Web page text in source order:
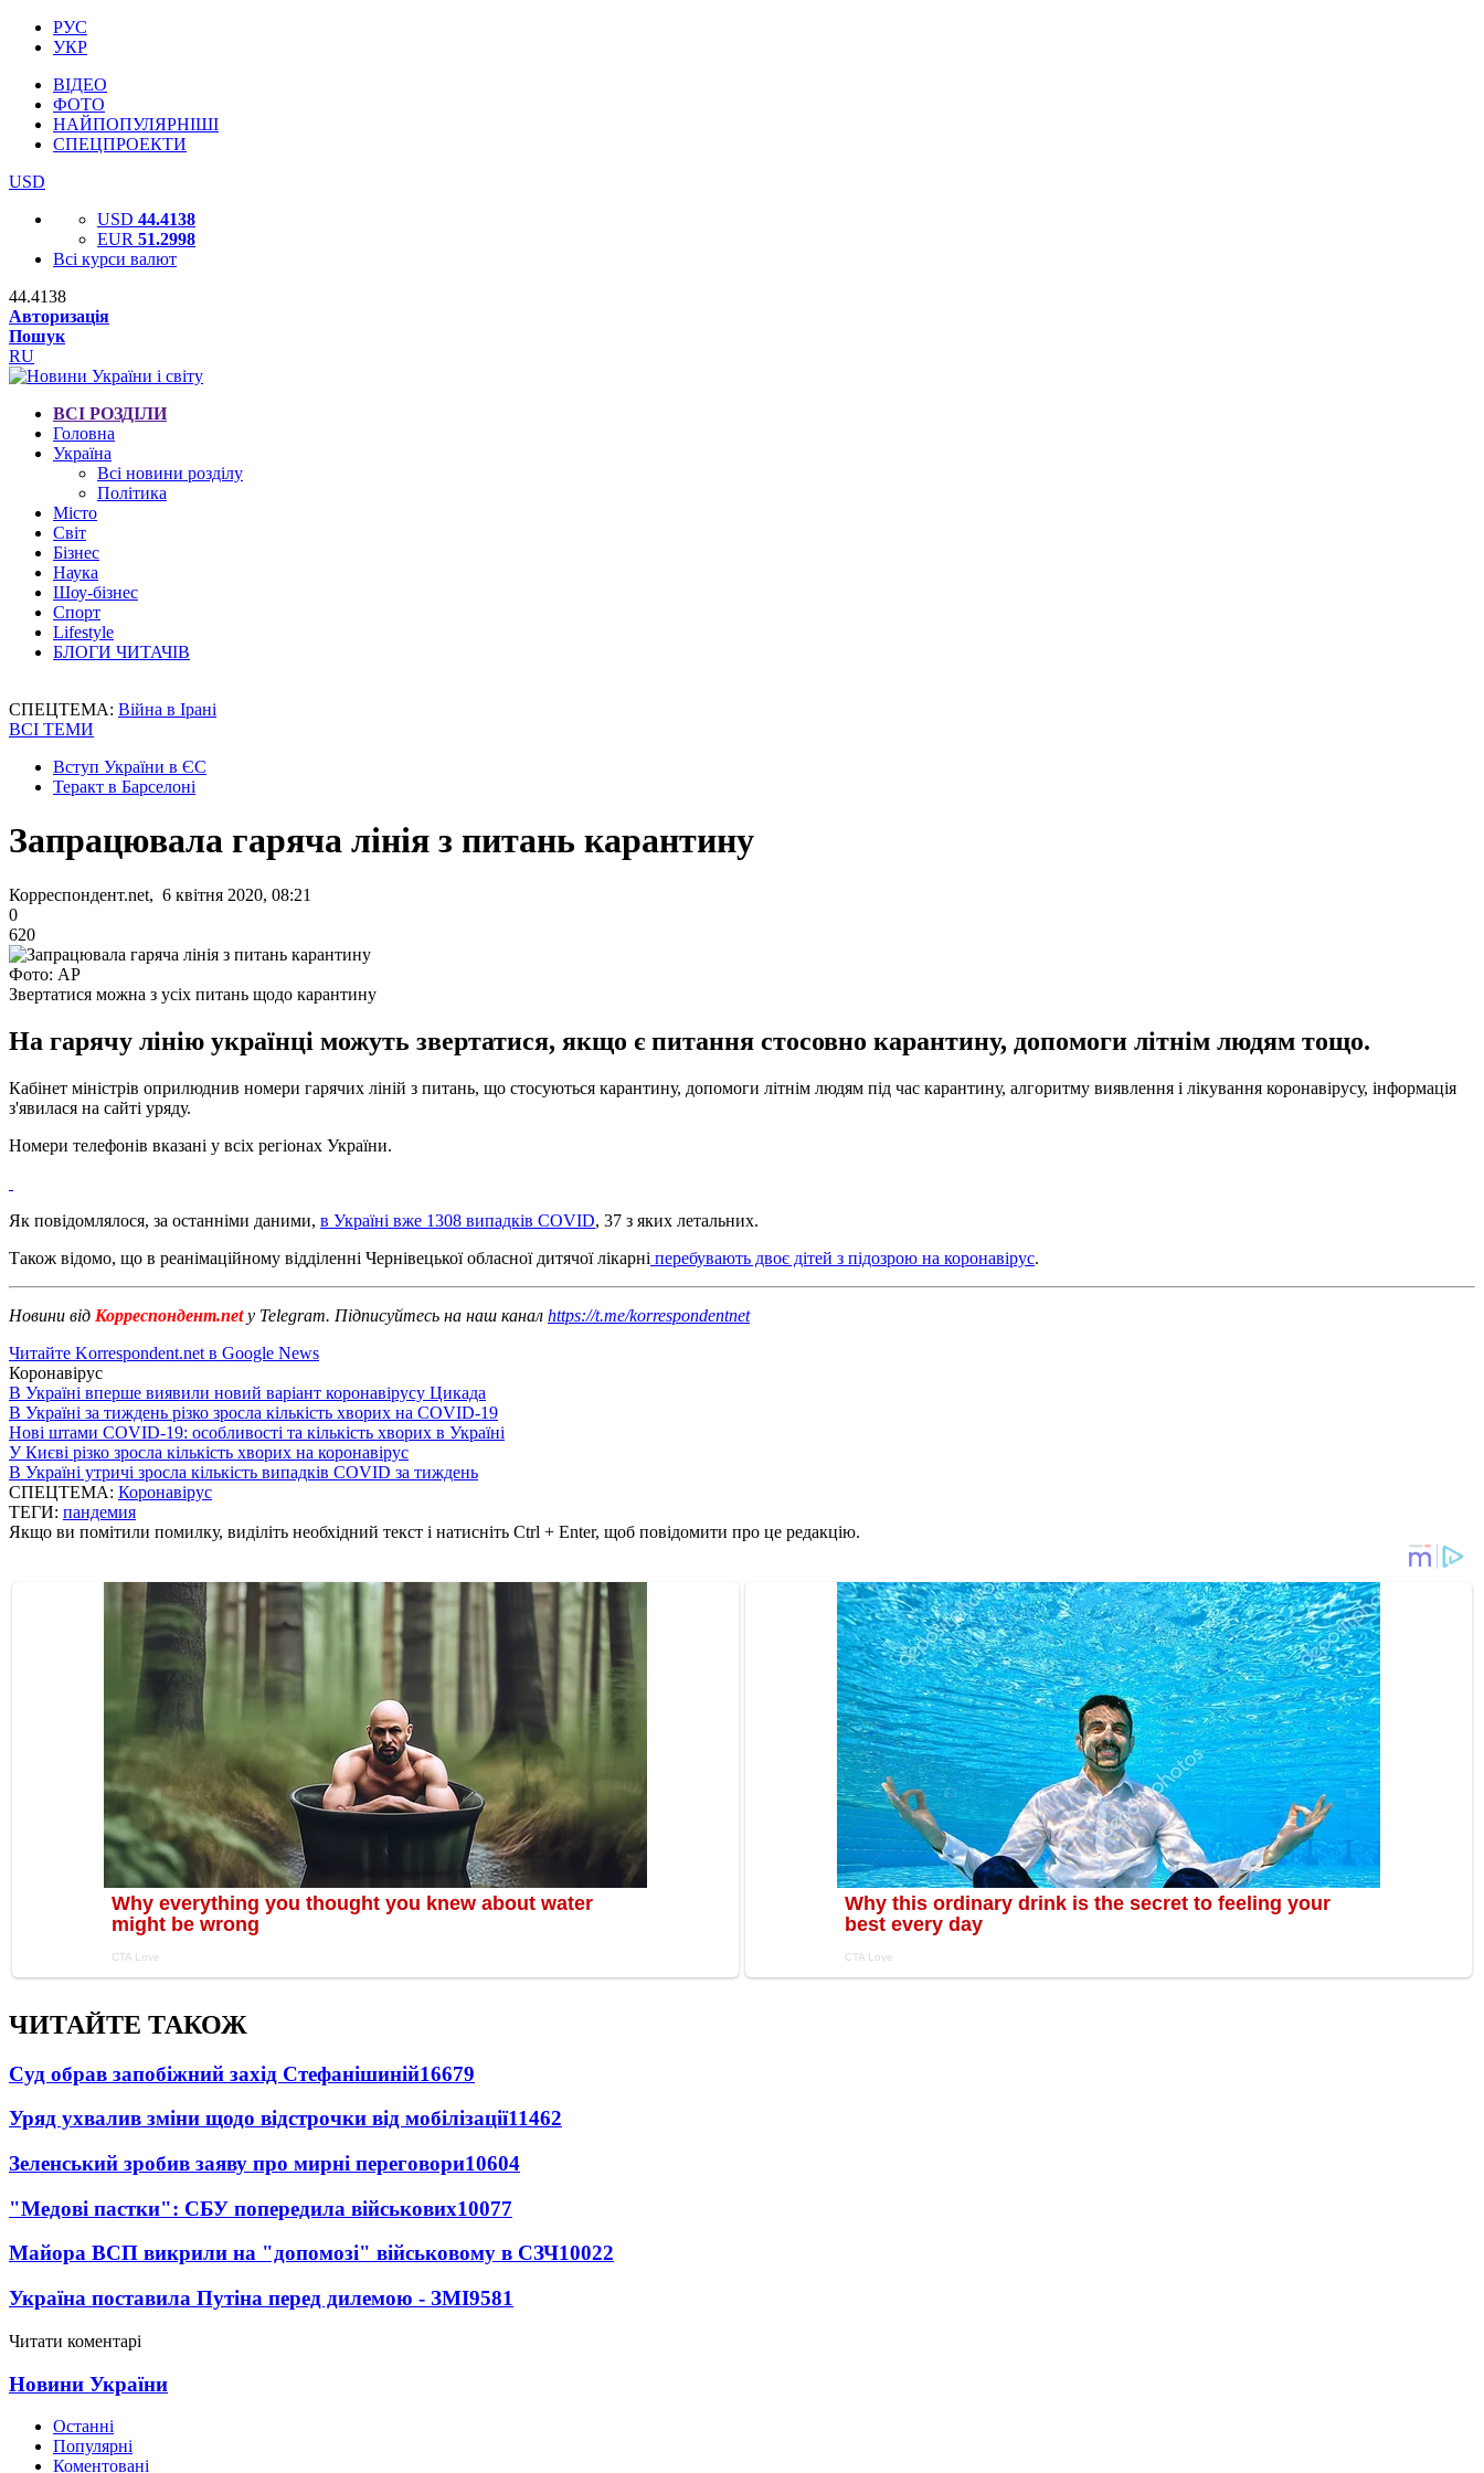
РУС
УКР
ВІДЕО
ФОТО
НАЙПОПУЛЯРНІШІ
СПЕЦПРОЕКТИ
USD
USD 44.4138
EUR 51.2998
Всі курси валют
44.4138
Авторизація
Пошук
RU
ВСІ РОЗДІЛИ
Головна
Україна
Всі новини розділу
Політика
Місто
Світ
Бізнес
Наука
Шоу-бізнес
Спорт
Lifestyle
БЛОГИ ЧИТАЧІВ
СПЕЦТЕМА: Війна в Ірані
ВСІ ТЕМИ
Вступ України в ЄС
Теракт в Барселоні
Запрацювала гаряча лінія з питань карантину
Корреспондент.net, 6 квітня 2020, 08:21
0
620
Фото: АР
Звертатися можна з усіх питань щодо карантину
На гарячу лінію українці можуть звертатися, якщо є питання стосовно карантину, допомоги літнім людям тощо.
Кабінет міністрів оприлюднив номери гарячих ліній з питань, що стосуються карантину, допомоги літнім людям під час карантину, алгоритму виявлення і лікування коронавірусу, інформація
з'явилася на сайті уряду.
Номери телефонів вказані у всіх регіонах України.
Як повідомлялося, за останніми даними, в Україні вже 1308 випадків COVID, 37 з яких летальних.
Також відомо, що в реанімаційному відділенні Чернівецької обласної дитячої лікарні перебувають двоє дітей з підозрою на коронавірус.
Новини від Корреспондент.net у Telegram. Підписуйтесь на наш канал https://t.me/korrespondentnet
Читайте Korrespondent.net в Google News
Коронавірус
В Україні вперше виявили новий варіант коронавірусу Цикада
В Україні за тиждень різко зросла кількість хворих на COVID-19
Нові штами COVID-19: особливості та кількість хворих в Україні
У Києві різко зросла кількість хворих на коронавірус
В Україні утричі зросла кількість випадків COVID за тиждень
СПЕЦТЕМА: Коронавірус
ТЕГИ: пандемия
Якщо ви помітили помилку, виділіть необхідний текст і натисніть Ctrl + Enter, щоб повідомити про це редакцію.
ЧИТАЙТЕ ТАКОЖ
Суд обрав запобіжний захід Стефанішиній16679
Уряд ухвалив зміни щодо відстрочки від мобілізації11462
Зеленський зробив заяву про мирні переговори10604
"Медові пастки": СБУ попередила військових10077
Майора ВСП викрили на "допомозі" військовому в СЗЧ10022
Україна поставила Путіна перед дилемою - ЗМІ9581
Читати коментарі
Новини України
Останні
Популярні
Коментовані